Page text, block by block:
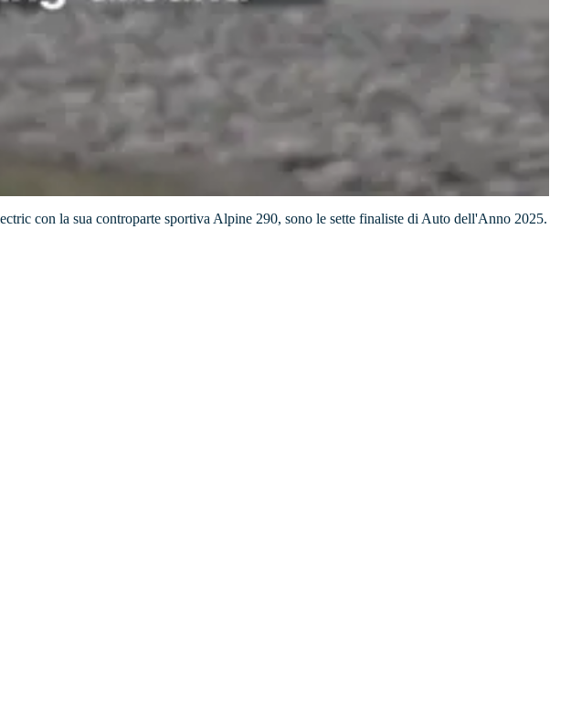
con la sua controparte sportiva Alpine 290, sono le sette finaliste di Auto dell'Anno 2025.